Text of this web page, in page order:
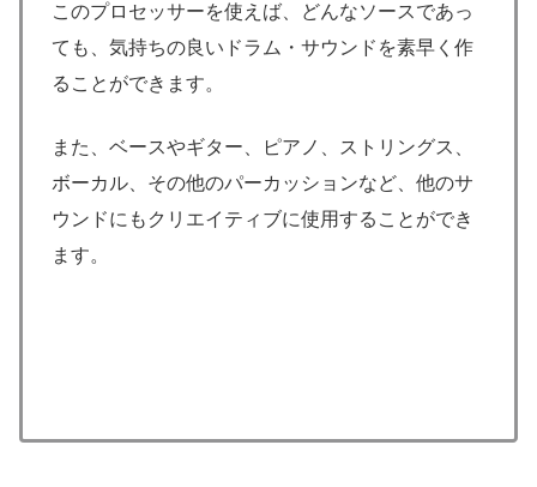
このプロセッサーを使えば、どんなソースであっ
ても、気持ちの良いドラム・サウンドを素早く作
ることができます。
また、ベースやギター、ピアノ、ストリングス、
ボーカル、その他のパーカッションなど、他のサ
ウンドにもクリエイティブに使用することができ
ます。